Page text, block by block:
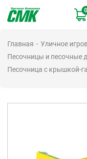
основному
0
Главная
Уличное
Песочницы и песочные
Песочница с крышкой-